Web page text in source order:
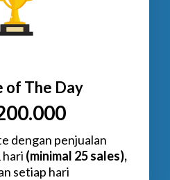
The Day
dengan penjualan
hari (minimal 25 sales),
setiap hari